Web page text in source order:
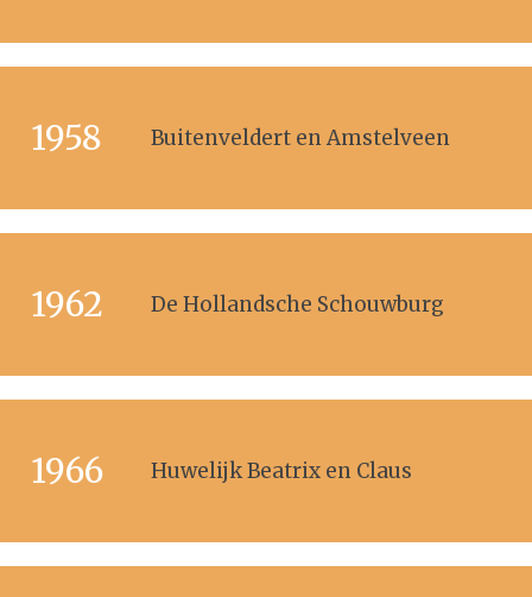
1958 Buitenveldert en Amstelveen
1962 De Hollandsche Schouwburg
1966 Huwelijk Beatrix en Claus